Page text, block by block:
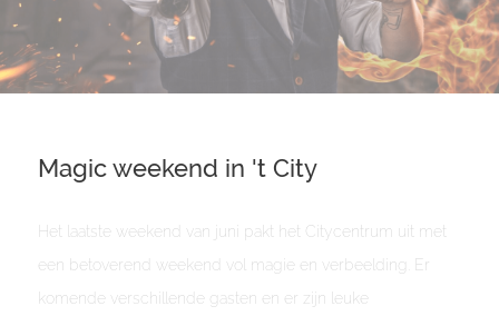
Magic weekend in 't City
Het laatste weekend van juni pakt het Citycentrum uit met
een betoverend weekend vol magie en verbeelding. Er
komende verschillende gasten en er zijn leuke